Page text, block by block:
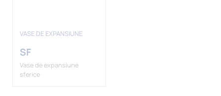
VASE DE EXPANSIUNE
SF
Vase de expansiune
sferice